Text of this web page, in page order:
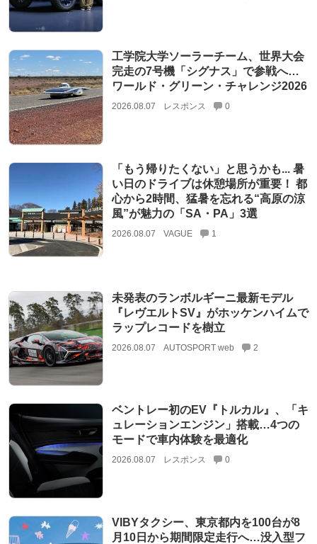
工学院大学ソーラーチーム、世界大会
完走の7号機「シグナス」で参戦へ…
ワールド・グリーン・チャレンジ2026
2026.08.07 レスポンス 0
「もう帰りたくない」と思うかも... 暑
い日のドライブは休憩場所が重要！ 都
心から2時間、猛暑を忘れる“高原の涼
風”が魅力の「SA・PA」3選
2026.08.07 VAGUE 1
未発表のランボルギーニ最新モデル
『レヴエルトSV』がホッケンハイムで
ラップレコードを樹立
2026.08.07 AUTOSPORT web 2
ベントレー初のEV『トルカル』、「キ
ュレーションエンジン」搭載…4つの
モードで車内体験を最適化
2026.08.07 レスポンス 0
VIBYタクシー、東京都内を100台が8
月10日から期間限定走行へ…没入型フ